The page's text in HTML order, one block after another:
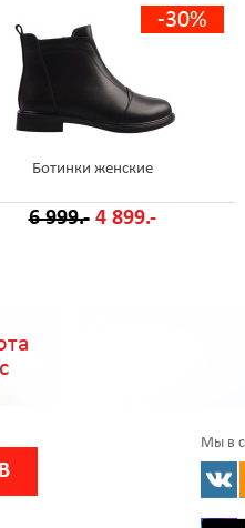
-30%
Ботинки женские
6 999.- 4 899.-
Мы в